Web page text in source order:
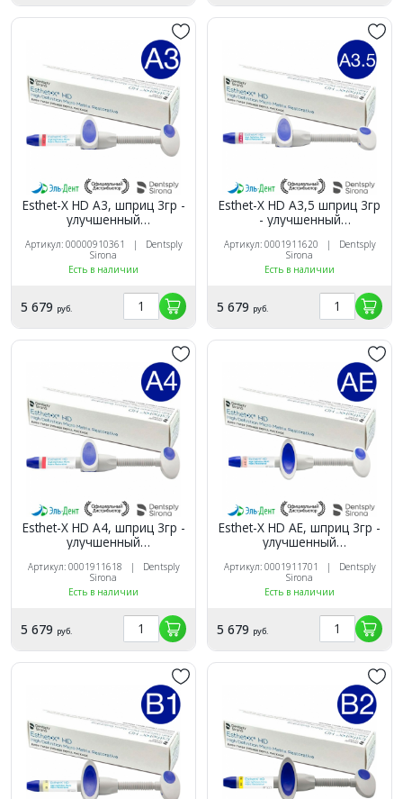
Esthet-X HD A3, шприц 3гр -
улучшенный
композит, Dentsply
Артикул: 00000910361 | Dentsply
Sirona
Есть в наличии
5 679 руб.
Esthet-X HD A3,5 шприц 3гр
- улучшенный
композит, Dentsply
Артикул: 0001911620 | Dentsply
Sirona
Есть в наличии
5 679 руб.
Esthet-X HD A4, шприц 3гр -
улучшенный
композит, Dentsply
Артикул: 0001911618 | Dentsply
Sirona
Есть в наличии
5 679 руб.
Esthet-X HD AE, шприц 3гр -
улучшенный
композит, Dentsply
Артикул: 0001911701 | Dentsply
Sirona
Есть в наличии
5 679 руб.